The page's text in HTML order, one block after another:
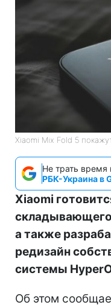
Xiaomi Mix Fold 5
Не трать время
РБК-Украина в
Xiaomi
а также
редизайн
системы
Об этом